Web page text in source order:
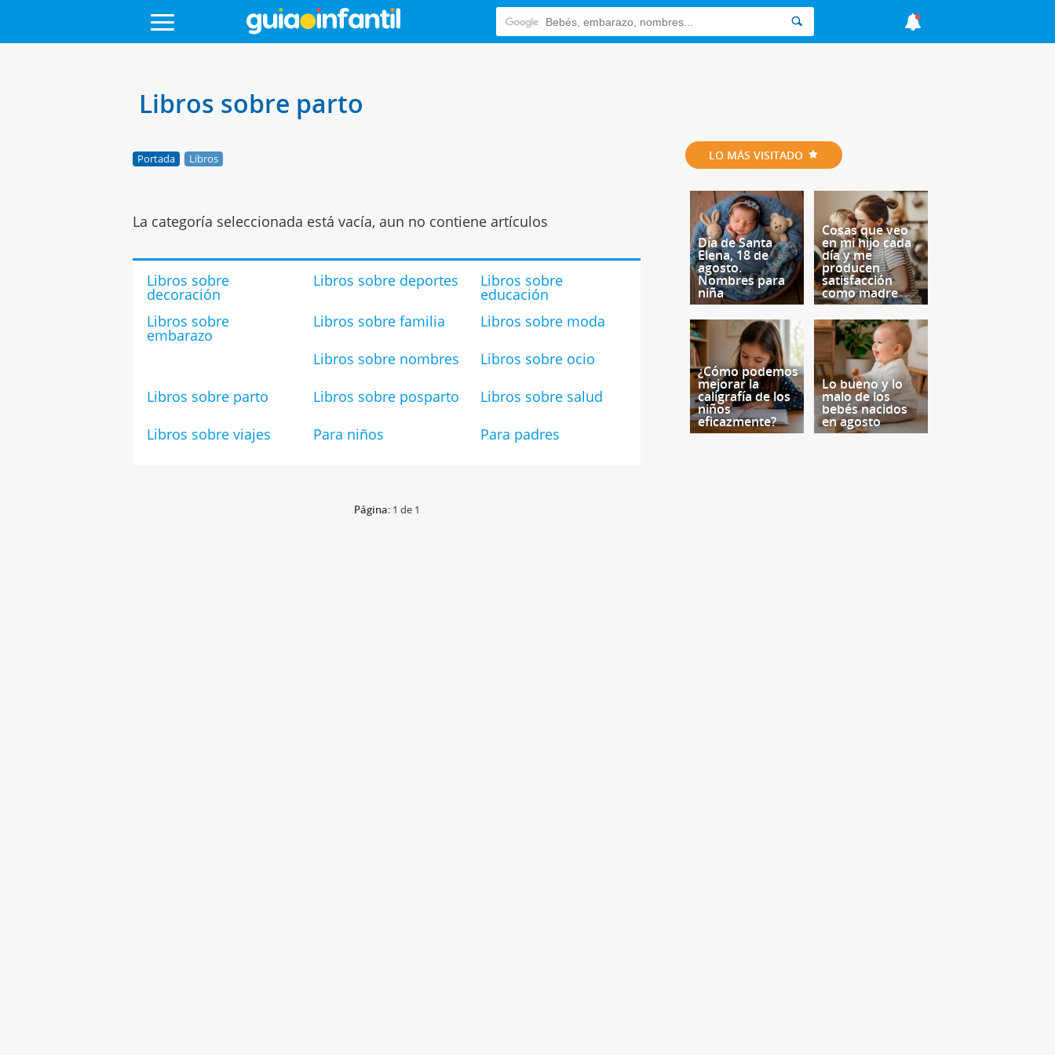
Libros sobre parto
Portada Libros
La categoría seleccionada está vacía, aun no contiene artículos
Libros sobre
decoración
Libros sobre deportes Libros sobre
educación
Libros sobre
embarazo
Libros sobre familia
Libros sobre moda
Libros sobre nombres
Libros sobre ocio
Libros sobre parto
Libros sobre posparto
Libros sobre salud
Libros sobre viajes
Para niños Para padres
Página: 1 de 1
LO MÁS VISITADO
Día de Santa
Elena, 18 de
agosto.
Nombres para
niña
Cosas que veo
en mi hijo cada
día y me
producen
satisfacción
como madre
¿Cómo podemos
mejorar la
caligrafía de los
niños
eficazmente?
Lo bueno y lo
malo de los
bebés nacidos
en agosto